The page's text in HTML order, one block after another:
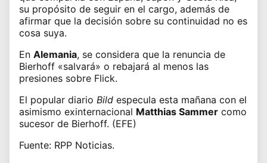
su propósito de seguir en el cargo, además de
afirmar que la decisión sobre su continuidad no es
cosa suya.
En Alemania, se considera que la renuncia de
Bierhoff «salvará» o rebajará al menos las
presiones sobre Flick.
El popular diario Bild especula esta mañana con el
asimismo exinternacional Matthias Sammer como
sucesor de Bierhoff. (EFE)
Fuente: RPP Noticias.